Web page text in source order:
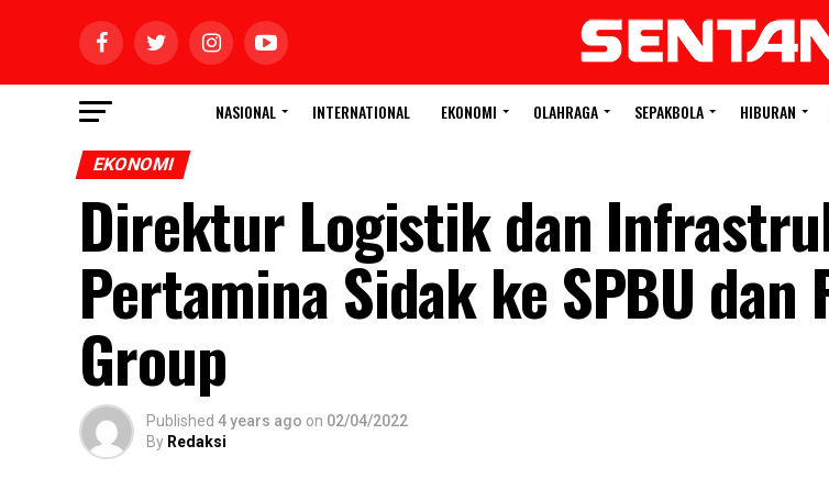
NASIONAL INTERNATIONAL EKONOMI OLAHRAGA SEPAKBOLA HIBURAN
EKONOMI
Direktur Logistik dan
Pertamina Sidak ke SPBU dan
Group
Published 4 years ago on 02/04/2022
By Redaksi